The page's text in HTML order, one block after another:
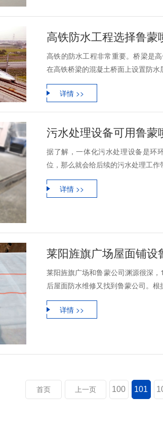
高铁防水工程选择鲁蒙
高铁的防水工程非常重要。桥梁是
在高铁桥梁的混凝土桥面上设置防
详情 >>
污水处理设备可用鲁蒙
据了解，一体化污水处理设备是环
位，那么就会给后续的污水处理工
详情 >>
莱阳旌旗广场屋面铺
莱阳旌旗广场和鲁蒙公司渊源很深
后屋面防水维修又找到鲁蒙公司。
详情 >>
首页 上一页 100 101